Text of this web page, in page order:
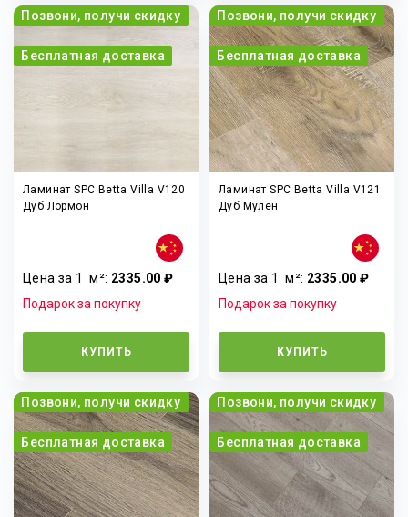
Позвони, получи скидку
Бесплатная доставка
Ламинат SPC Betta Villa V120
Дуб Лормон
Цена за 1м²: 2335.00 ₽
Подарок за покупку
КУПИТЬ
Позвони, получи скидку
Бесплатная доставка
Ламинат SPC Betta Villa V121
Дуб Мулен
Цена за 1м²: 2335.00 ₽
Подарок за покупку
КУПИТЬ
Позвони, получи скидку
Бесплатная доставка
Позвони, получи скидку
Бесплатная доставка